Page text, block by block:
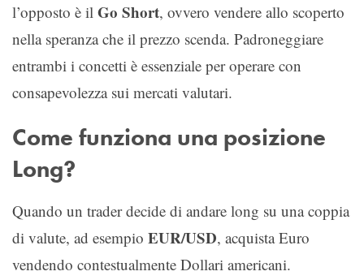
l’opposto è il Go Short, ovvero vendere allo scoperto
nella speranza che il prezzo scenda. Padroneggiare
entrambi i concetti è essenziale per operare con
consapevolezza sui mercati valutari.
Come funziona una posizione
Long?
Quando un trader decide di andare long su una coppia
di valute, ad esempio EUR/USD, acquista Euro
vendendo contestualmente Dollari americani.